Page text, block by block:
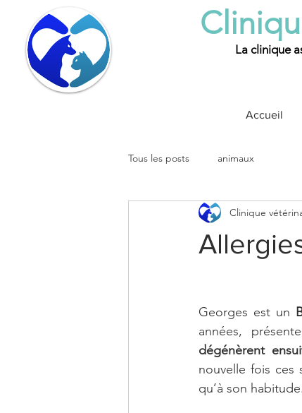
La clinique
Accueil
Tous les posts animaux
Clinique
Georges est un
années,
dégénèrent
nouvelle fois ces
qu’à son habitude.